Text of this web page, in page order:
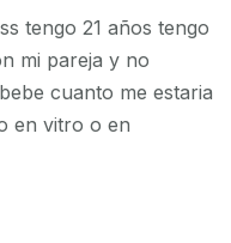
tengo 21 años tengo
mi pareja y no
cuanto me estaria
en vitro o en